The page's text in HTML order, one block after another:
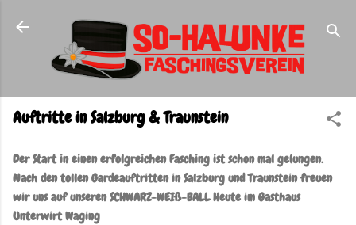
Direkt zum Hauptbereich
Auftritte in Salzburg & Traunstein
Der Start in einen erfolgreichen Fasching ist schon mal gelungen.
Nach den tollen Gardeauftritten in Salzburg und Traunstein freuen
wir uns auf unseren SCHWARZ-WEIß-BALL Heute im Gasthaus
Unterwirt Waging